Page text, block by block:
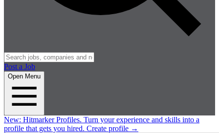
Post a Job
Open Menu
New: Hitmarker Profiles. Turn your experience and skills into a
profile that gets you hired. Create profile →